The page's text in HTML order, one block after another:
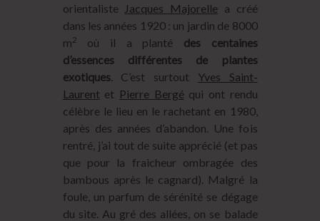
orientaliste
Jacques Majorelle a créé
dans les années 1920 : un jardin de 8000
m2 où il a planté des centaines
d’essences différentes de plantes
exotiques. C’est surtout Yves Saint-
Laurentet Pierre Bergé qui ont rendu
célèbre le lieu en le rachetant en 1980,
après des années d’abandon. Une fois
rentré, j’ai tout de suite apprécié (et pas
que pour la fraicheur ombragée des
bambous après le cagnard). Malgré la
foule, un parfum de sérénité se dégage
du site. Au gré des allées, on se balade